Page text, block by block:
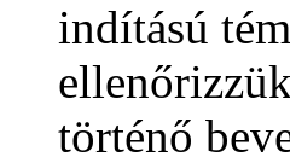
indítású
történő